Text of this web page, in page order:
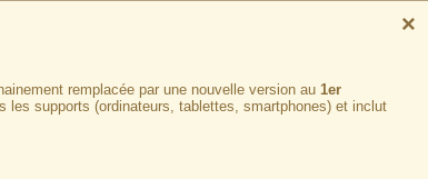
×
remplacée par une nouvelle version au 1er
les supports (ordinateurs, tablettes, smartphones) et inclut